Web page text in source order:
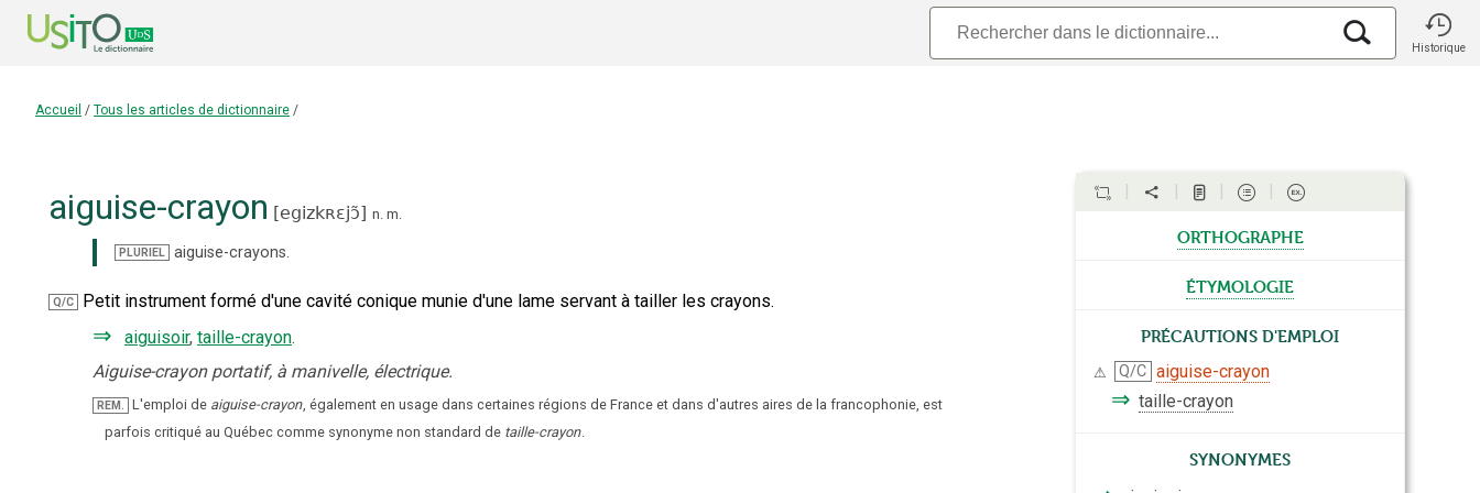
Historique
Accueil / Tous les articles de dictionnaire /
aiguise-crayon [egizkʀɛjɔ̃] n. m.
PLURIEL aiguise-crayons.
Q/C Petit instrument formé d'une cavité conique munie d'une lame servant à tailler les crayons.
⇒ aiguisoir, taille-crayon.
Aiguise-crayon portatif, à manivelle, électrique.
REM. L'emploi de aiguise-crayon, également en usage dans certaines régions de France et dans d'autres aires de la francophonie, est
parfois critiqué au Québec comme synonyme non standard de taille-crayon
orthographe
étymologie
Précautions d'emploi
⚠ Q/C aiguise-crayon
⇒ taille-crayon
Synonymes